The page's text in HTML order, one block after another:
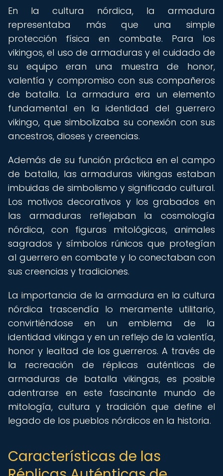
En la cultura nórdica, la armadura
representaba más que una simple
protección física en combate. Para los
vikingos, el uso de armaduras y el cuidado de
su equipo eran una muestra de honor,
valentía y compromiso con sus compañeros
de batalla. La armadura era un elemento
fundamental en la identidad del guerrero
vikingo, que simbolizaba su conexión con sus
ancestros, dioses y creencias.
Además de su función práctica en el campo
de batalla, las armaduras vikingas estaban
imbuidas de simbolismo y significado cultural.
Los motivos decorativos y los grabados en
las armaduras reflejaban la cosmología
nórdica, con figuras mitológicas, animales
sagrados y símbolos rúnicos que protegían
al guerrero en combate y lo conectaban con
sus creencias y tradiciones.
La importancia de la armadura en la cultura
nórdica trascendía lo meramente utilitario,
convirtiéndose en un emblema de la
identidad vikinga y en un reflejo de la valentía,
honor y lealtad de los guerreros. A través de
la recreación de réplicas auténticas de
armaduras de batalla vikingas, es posible
adentrarse en este fascinante mundo de
mitología, cultura y tradición que define el
legado de los pueblos nórdicos en la historia.
Características de las